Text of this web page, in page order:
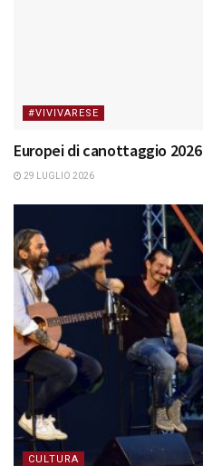
#VIVIVARESE
Europei di canottaggio 2026
29 LUGLIO 2026
CULTURA